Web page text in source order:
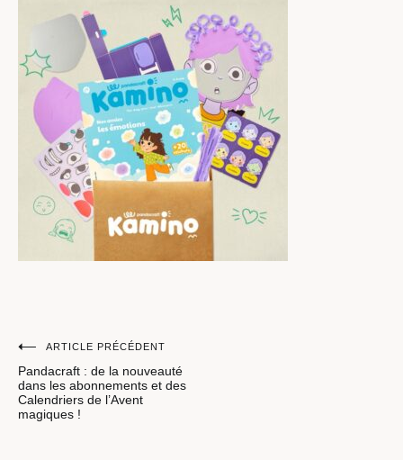
Navigation
de
l’article
ARTICLE PRÉCÉDENT
Pandacraft : de la nouveauté
dans les abonnements et des
Calendriers de l’Avent
magiques !